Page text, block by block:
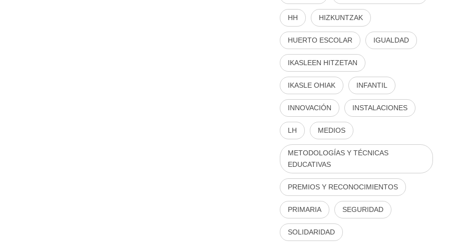
HH HIZKUNTZAK
HUERTO ESCOLAR IGUALDAD
IKASLEEN HITZETAN
IKASLE OHIAK INFANTIL
INNOVACIÓN INSTALACIONES
LH MEDIOS
METODOLOGÍAS Y TÉCNICAS
EDUCATIVAS
PREMIOS Y RECONOCIMIENTOS
PRIMARIA SEGURIDAD
SOLIDARIDAD